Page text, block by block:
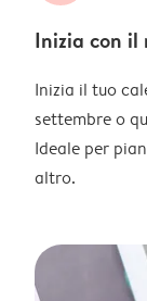
Inizia con il
Inizia il tuo
settembre o
Ideale per
altro.